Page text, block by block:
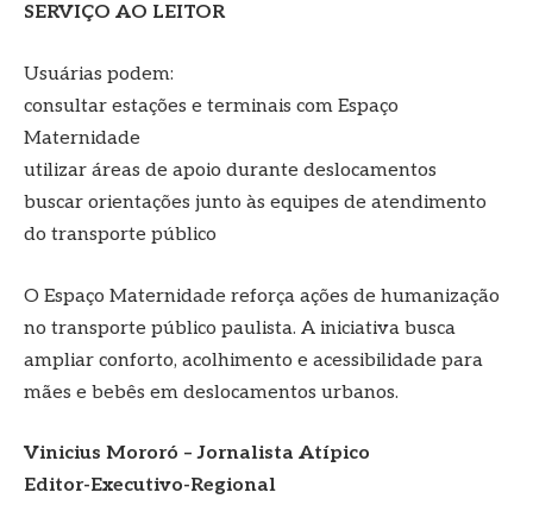
SERVIÇO AO LEITOR
Usuárias podem:
consultar estações e terminais com Espaço
Maternidade
utilizar áreas de apoio durante deslocamentos
buscar orientações junto às equipes de atendimento
do transporte público
O Espaço Maternidade reforça ações de humanização
no transporte público paulista. A iniciativa busca
ampliar conforto, acolhimento e acessibilidade para
mães e bebês em deslocamentos urbanos.
Vinicius Mororó – Jornalista Atípico
Editor-Executivo-Regional